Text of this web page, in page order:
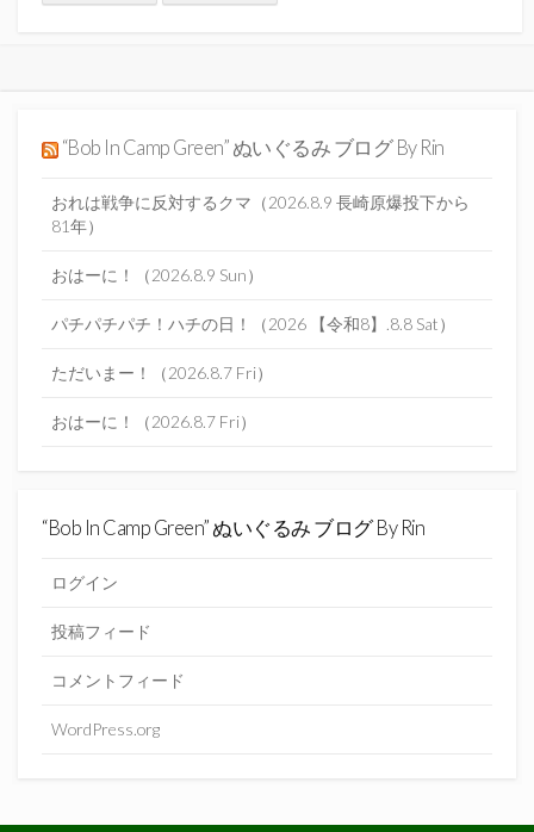
“Bob In Camp Green” ぬいぐるみ ブログ By Rin
おれは戦争に反対するクマ（2026.8.9 長崎原爆投下から
81年）
おはーに！（2026.8.9 Sun）
パチパチパチ！ハチの日！（2026 【令和8】.8.8 Sat）
ただいまー！（2026.8.7 Fri）
おはーに！（2026.8.7 Fri）
“Bob In Camp Green” ぬいぐるみ ブログ By Rin
ログイン
投稿フィード
コメントフィード
WordPress.org